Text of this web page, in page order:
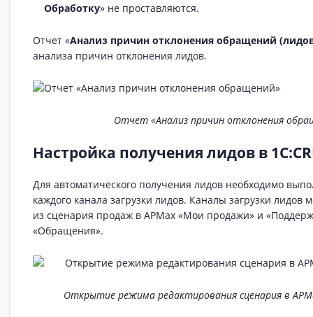
Обработку» не проставляются.
Отчет «Анализ причин отклонения обращений
анализа причин отклонения лидов.
Отчет «Анализ причин отклонения
Настройка получения лидов в
Для автоматического получения лидов необходимо
каждого канала загрузки лидов. Каналы загрузки лидов
из сценария продаж в АРМах «Мои продажи» и
«Обращения».
Открытие режима редактирования сценария в